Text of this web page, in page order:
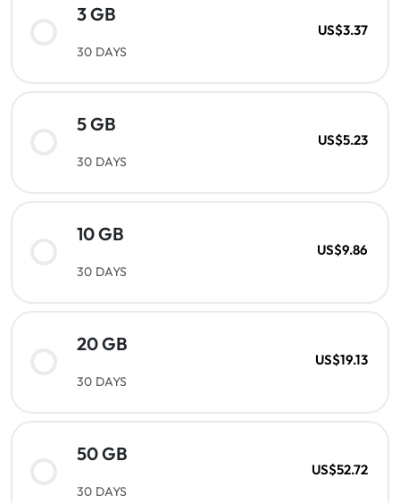
3 GB
30 DAYS
US$3.37
5 GB
30 DAYS
US$5.23
10 GB
30 DAYS
US$9.86
20 GB
30 DAYS
US$19.13
50 GB
30 DAYS
US$52.72